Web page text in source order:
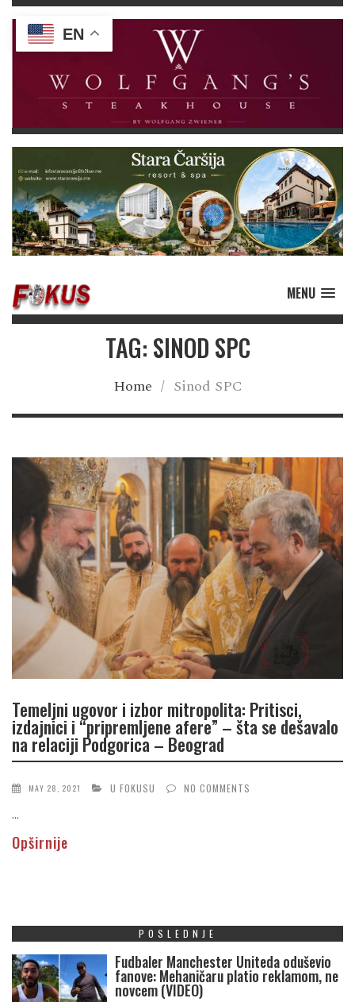
MENU
TAG: SINOD SPC
Home / Sinod SPC
Temeljni ugovor i izbor mitropolita: Pritisci,
izdajnici i “pripremljene afere” – šta se dešavalo
na relaciji Podgorica – Beograd
MAY 28, 2021 U FOKUSU NO COMMENTS
...
Opširnije
POSLEDNJE
Fudbaler Manchester Uniteda oduševio
fanove: Mehaničaru platio reklamom, ne
novcem (VIDEO)
EN